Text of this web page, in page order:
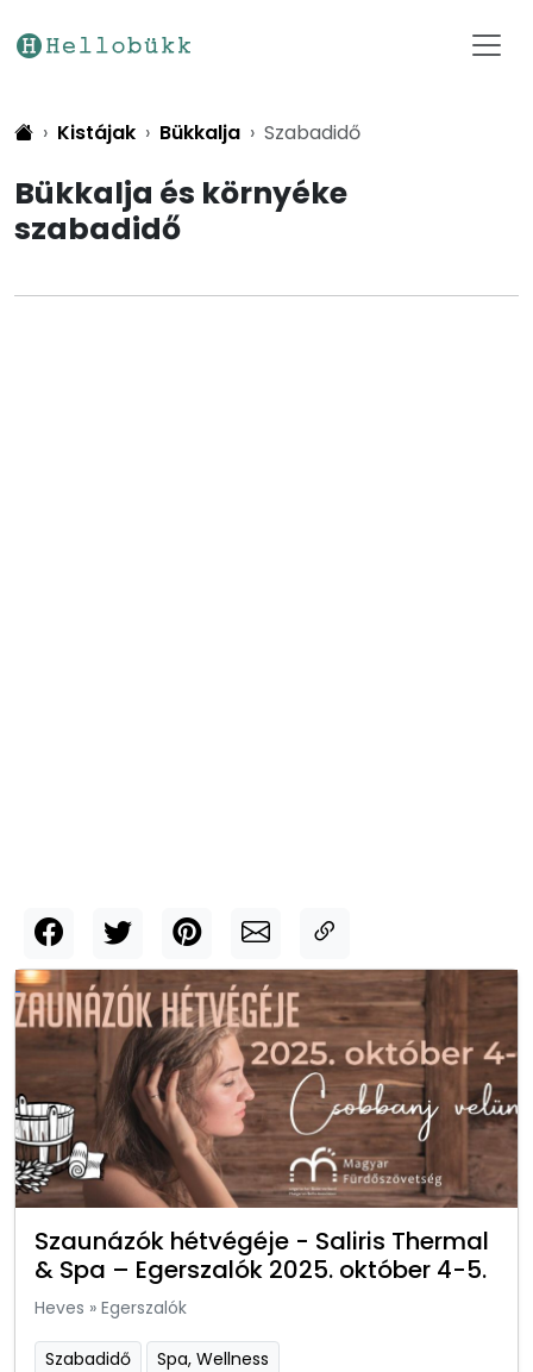
Kistájak Bükkalja Szabadidő
Bükkalja és környéke
szabadidő
Szaunázók hétvégéje - Saliris Thermal
& Spa – Egerszalók 2025. október 4-5.
Heves » Egerszalók
Szabadidő Spa, Wellness